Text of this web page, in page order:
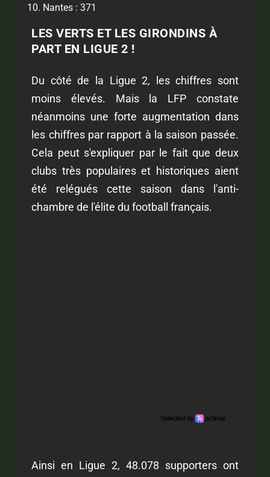
Nantes : 371
LES VERTS ET LES GIRONDINS À
PART EN LIGUE 2 !
Du côté de la Ligue 2, les chiffres sont
moins élevés. Mais la LFP constate
néanmoins une forte augmentation dans
les chiffres par rapport à la saison passée.
Cela peut s'expliquer par le fait que deux
clubs très populaires et historiques aient
été relégués cette saison dans l'anti-
chambre de l'élite du football français.
Ainsi en Ligue 2, 48.078 supporters ont